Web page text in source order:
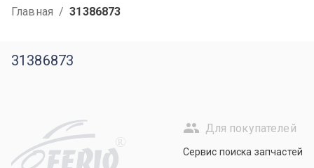
Главная / 31386873
31386873
R
Для покупателей
Сервис поиска запчастей